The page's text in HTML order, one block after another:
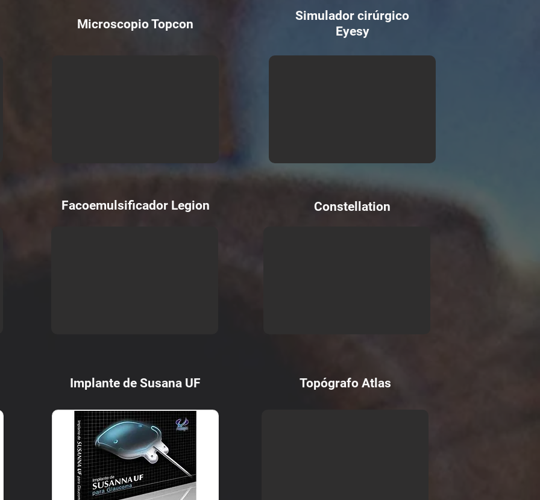
Microscopio Topcon
Facoemulsificador Legion
Implante de Susana UF
Simulador cirúrgico
Eyesy
Constellation
Topógrafo Atlas